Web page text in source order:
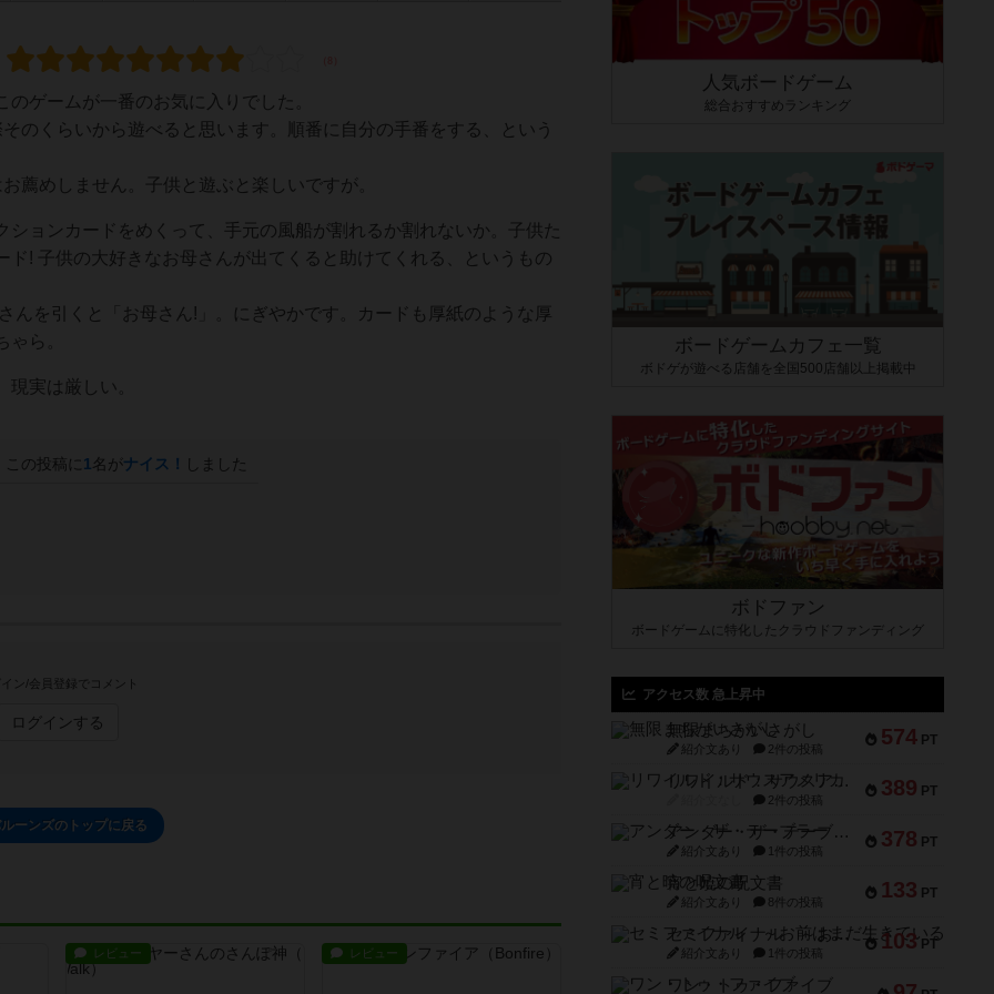
ゲームが一番のお気に入りでした。
のくらいから遊べると思います。順番に自分の手番をする、という
薦めしません。子供と遊ぶと楽しいですが。
ョンカードをめくって、手元の風船が割れるか割れないか。子供た
! 子供の大好きなお母さんが出てくると助けてくれる、というもの
んを引くと「お母さん!」。にぎやかです。カードも厚紙のような厚
ら。
実は厳しい。
この投稿に 1 名がナイス！ しました
ン/会員登録でコメント
ログインする
ーンズのトップに戻る
レビュー レビュー
人気ボードゲーム
総合おすすめランキング
ボードゲームカフェ一覧
ボドゲが遊べる店舗を全国500店舗以上掲載中
ボドファン
ボードゲームに特化したクラウドファンディング
アクセス数 急上昇中
574 PT
無限まちがいさがし
紹介文あり 2件の投稿
389 PT
リワイルド：サウスアメリカ
2件の投稿
378 PT
アンダー・ザ・テーブラー
紹介文あり 1件の投稿
133 PT
宵と暁の呪文書
紹介文あり 8件の投稿
103 PT
セミファイナル ～お前はまだ生きている～
紹介文あり 1件の投稿
ワン・トゥ・ファイブ